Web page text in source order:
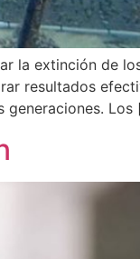
la extinción de
resultados
generaciones. Los